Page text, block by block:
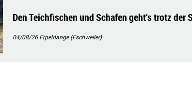
Den Teichfischen und Schafen geht‘s trotz
04/08/26Erpeldange (Eschweiler)